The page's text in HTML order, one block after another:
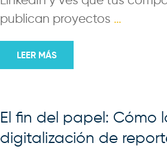
publican proyectos …
LEER MÁS
El fin del papel: Cómo
digitalización de